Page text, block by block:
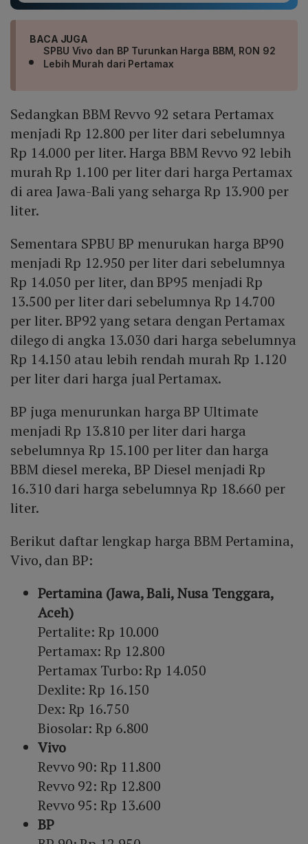
BACA JUGA
SPBU Vivo dan BP Turunkan Harga BBM, RON 92
Lebih Murah dari Pertamax
Sedangkan BBM Revvo 92 setara Pertamax
menjadi Rp 12.800 per liter dari sebelumnya
Rp 14.000 per liter. Harga BBM Revvo 92 lebih
murah Rp 1.100 per liter dari harga Pertamax
di area Jawa-Bali yang seharga Rp 13.900 per
liter.
Sementara SPBU BP menurukan harga BP90
menjadi Rp 12.950 per liter dari sebelumnya
Rp 14.050 per liter, dan BP95 menjadi Rp
13.500 per liter dari sebelumnya Rp 14.700
per liter. BP92 yang setara dengan Pertamax
dilego di angka 13.030 dari harga sebelumnya
Rp 14.150 atau lebih rendah murah Rp 1.120
per liter dari harga jual Pertamax.
BP juga menurunkan harga BP Ultimate
menjadi Rp 13.810 per liter dari harga
sebelumnya Rp 15.100 per liter dan harga
BBM diesel mereka, BP Diesel menjadi Rp
16.310 dari harga sebelumnya Rp 18.660 per
liter.
Berikut daftar lengkap harga BBM Pertamina,
Vivo, dan BP:
Pertamina (Jawa, Bali, Nusa Tenggara,
Aceh)
Pertalite: Rp 10.000
Pertamax: Rp 12.800
Pertamax Turbo: Rp 14.050
Dexlite: Rp 16.150
Dex: Rp 16.750
Biosolar: Rp 6.800
Vivo
Revvo 90: Rp 11.800
Revvo 92: Rp 12.800
Revvo 95: Rp 13.600
BP